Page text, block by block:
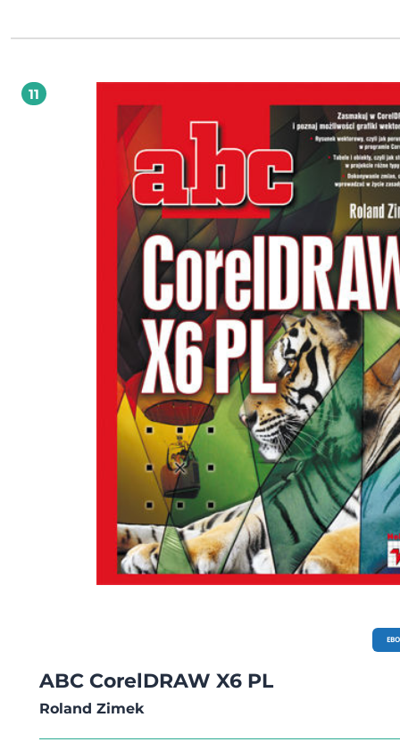
programach Paint czy Photoshop. W wersji CorelDRAW X5 PL oprócz
ekranami dotykowymi oraz procesorami wielordzeniowymi i możliwość
widoku pikseli. Książka "ABC CorelDRAW X5 PL" pozwoli Ci łatwo i szybko wejść w
świat CorelDRAW, zrozumieć zasady jego działania i zacząć samodzielnie
projektować plakaty, szyldy, broszury czy wizytówki, a także tworzyć
rysunki techniczne. Dowiesz się, jak posługiwać się obiektami i w jakich
warto stosować grafikę wektorową. Poznasz zasady pracy z tabelami,
wypełnieniami. Nauczysz się włączać do swoich projektów partie tekstowe i
formatować je według własnego uznania. Kolejnym krokiem będzie nauka
dopieszczania szczegółów projektu, od drobnych modyfikacji do efektów
Strona po stronie biegle opanujesz cały CorelDRAW - i nie zawahasz się go użyć!
Uruchamianie programu i pierwsze kroki Zapisywanie, otwieranie i drukowanie
rysunków Corel Connect i korzystanie z okien dokowanych Podstawy rysunku
wektorowego Praca z tekstem i tabelami Używanie wypełnień i konturów
rysowanie Edycja krzywych Modyfikacje obiektów Praca z bitmapami Efekty Sprawdź,
jak bajeczne efekty możesz uzyskać w CorelDRAW X5 PL!
11
ABC CorelDRAW X6 PL
Roland Zimek